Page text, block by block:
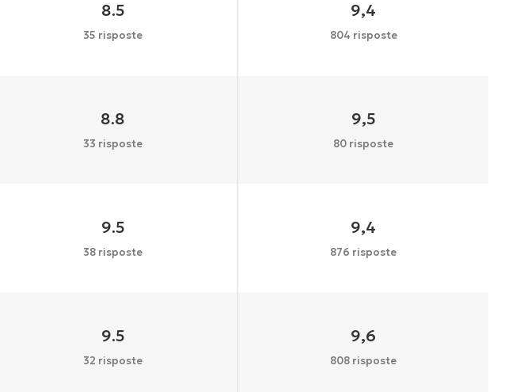
8.5
35 risposte
9,4
804 risposte
8.8
33 risposte
9,5
80 risposte
9.5
38 risposte
9,4
876 risposte
9.5
32 risposte
9,6
808 risposte